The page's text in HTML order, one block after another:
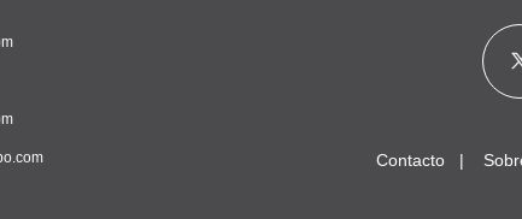
Contacto